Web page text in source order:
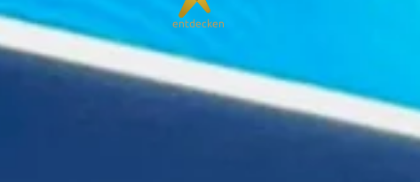
entdecken